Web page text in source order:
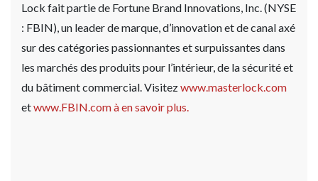
Lock fait partie de Fortune Brand Innovations, Inc. (NYSE
: FBIN), un leader de marque, d’innovation et de canal axé
sur des catégories passionnantes et surpuissantes dans
les marchés des produits pour l’intérieur, de la sécurité et
du bâtiment commercial. Visitezwww.masterlock.com
etwww.FBIN.com à en savoir plus.